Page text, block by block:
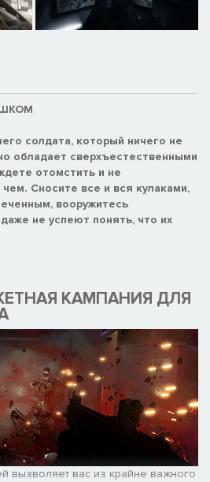
солдата, который ничего не
обладает сверхъестественными
отомстить и не
Сносите все и вся кулаками,
вооружитесь
не успеют понять, что их
КАМПАНИЯ ДЛЯ
вызволяет вас из крайне важного